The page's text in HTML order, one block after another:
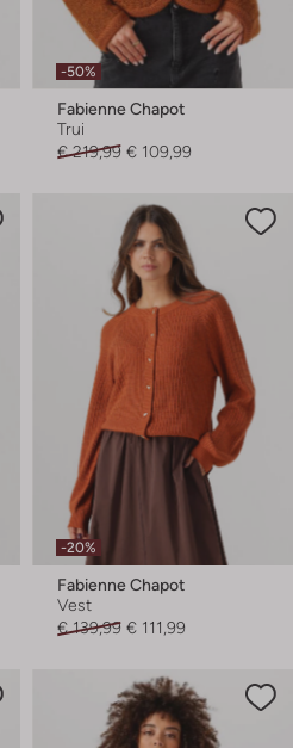
-50%
Fabienne Chapot
Trui
€ 219,99 € 109,99
-20%
Fabienne Chapot
Vest
€ 139,99 € 111,99